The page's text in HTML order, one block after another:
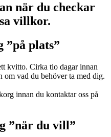
när du checkar
villkor.
plats”
kvitto. Cirka tio dagar innan
vad du behöver ta med dig.
innan du kontaktar oss på
”när du vill”